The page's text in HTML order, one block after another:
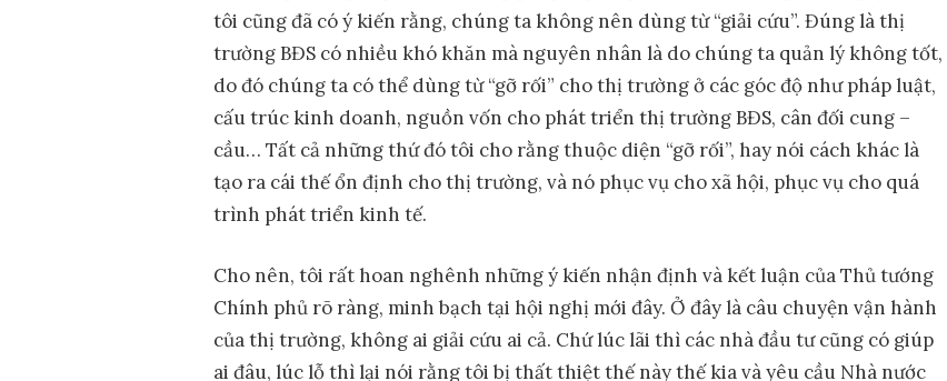
tôi cũng đã có ý kiến rằng, chúng ta không nên dùng từ “giải cứu”. Đúng là thị
trường BĐS có nhiều khó khăn mà nguyên nhân là do chúng ta quản lý không tốt,
do đó chúng ta có thể dùng từ “gỡ rối” cho thị trường ở các góc độ như pháp luật,
cấu trúc kinh doanh, nguồn vốn cho phát triển thị trường BĐS, cân đối cung –
cầu… Tất cả những thứ đó tôi cho rằng thuộc diện “gỡ rối”, hay nói cách khác là
tạo ra cái thế ổn định cho thị trường, và nó phục vụ cho xã hội, phục vụ cho quá
trình phát triển kinh tế.
Cho nên, tôi rất hoan nghênh những ý kiến nhận định và kết luận của Thủ tướng
Chính phủ rõ ràng, minh bạch tại hội nghị mới đây. Ở đây là câu chuyện vận hành
của thị trường, không ai giải cứu ai cả. Chứ lúc lãi thì các nhà đầu tư cũng có giúp
ai đâu, lúc lỗ thì lại nói rằng tôi bị thất thiệt thế này thế kia và yêu cầu Nhà nước